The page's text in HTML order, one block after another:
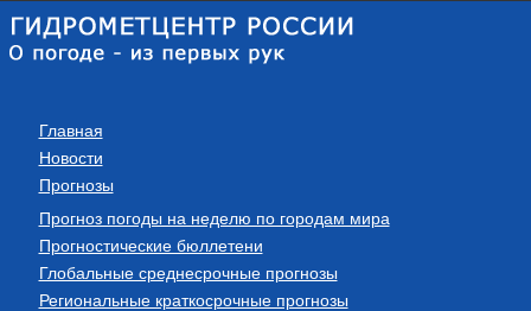
Главная
Новости
Прогнозы
Прогноз погоды на неделю по городам мира
Прогностические бюллетени
Глобальные среднесрочные прогнозы
Региональные краткосрочные прогнозы